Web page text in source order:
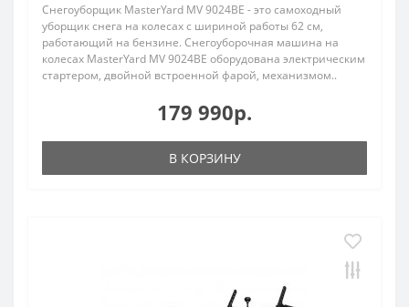
Снегоуборщик MasterYard MV 9024BE - это самоходный
уборщик снега на колесах с шириной работы 62 см,
работающий на бензине. Снегоуборочная машина на
колесах MasterYard MV 9024BE оборудована электрическим
стартером, двойной встроенной фарой, механизмом..
179 990р.
В КОРЗИНУ